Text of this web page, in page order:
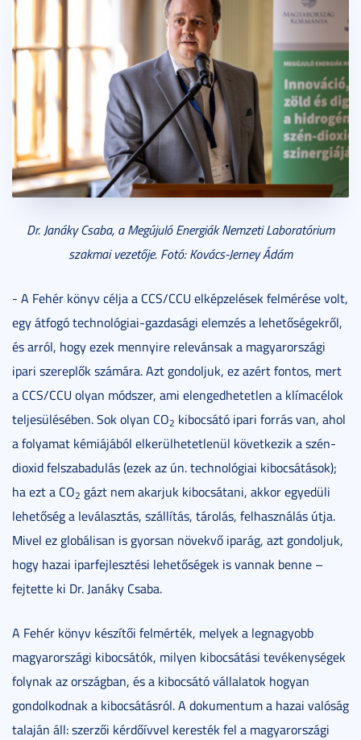
Dr. Janáky Csaba, a Megújuló Energiák Nemzeti Laboratórium
szakmai vezetője. Fotó: Kovács-Jerney Ádám
- A Fehér könyv célja a CCS/CCU elképzelések felmérése volt,
egy átfogó technológiai-gazdasági elemzés a lehetőségekről,
és arról, hogy ezek mennyire relevánsak a magyarországi
ipari szereplők számára. Azt gondoljuk, ez azért fontos, mert
a CCS/CCU olyan módszer, ami elengedhetetlen a klímacélok
teljesülésében. Sok olyan CO2 kibocsátó ipari forrás van, ahol
a folyamat kémiájából elkerülhetetlenül következik a szén-
dioxid felszabadulás (ezek az ún. technológiai kibocsátások);
ha ezt a CO2 gázt nem akarjuk kibocsátani, akkor egyedüli
lehetőség a leválasztás, szállítás, tárolás, felhasználás útja.
Mivel ez globálisan is gyorsan növekvő iparág, azt gondoljuk,
hogy hazai iparfejlesztési lehetőségek is vannak benne –
fejtette ki Dr. Janáky Csaba.
A Fehér könyv készítői felmérték, melyek a legnagyobb
magyarországi kibocsátók, milyen kibocsátási tevékenységek
folynak az országban, és a kibocsátó vállalatok hogyan
gondolkodnak a kibocsátásról. A dokumentum a hazai valóság
talaján áll: szerzői kérdőívvel keresték fel a magyarországi